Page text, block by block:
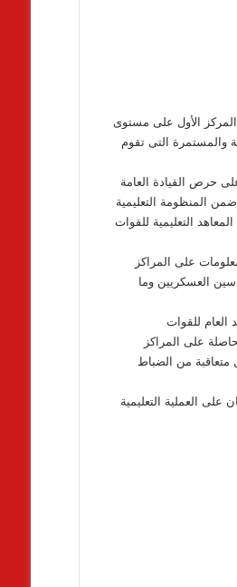
الأول على مستوى
والمستمرة التى تقوم
حرص القيادة العامة
ضمن المنظومة التعليمية
التعليمية للقوات
على المراكز
العسكريين وما
للقوات
على المراكز
متعاقبة من الضباط
العملية التعليمية